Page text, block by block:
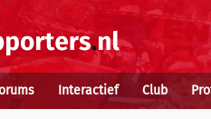
Interactief Club